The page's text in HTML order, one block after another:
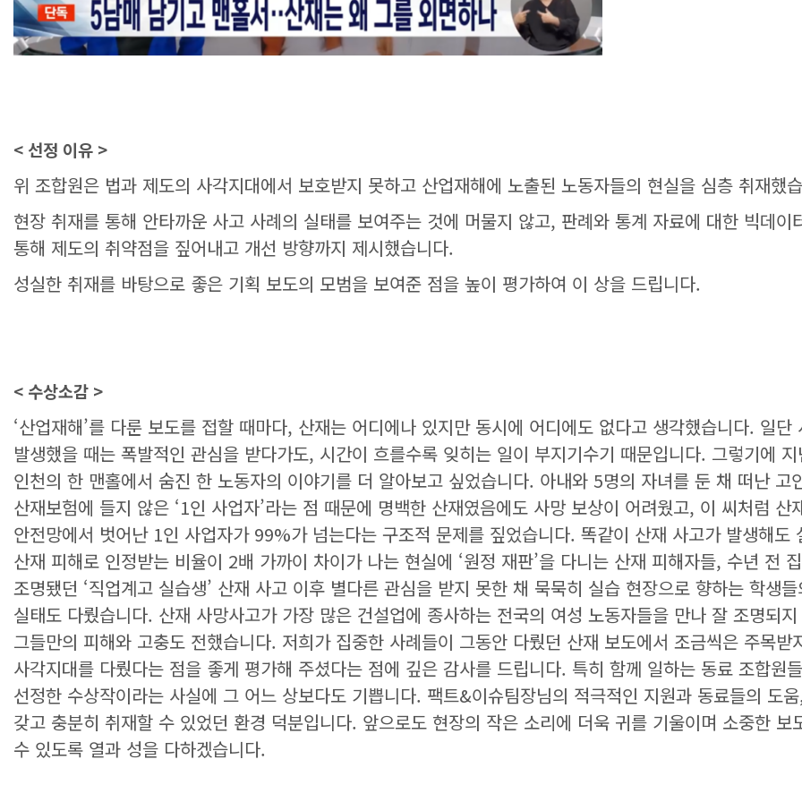
< 선정 이유 >
위 조합원은 법과 제도의 사각지대에서 보호받지 못하고 산업재해에 노출된 노동자들의 현실을 심층 취재했
현장 취재를 통해 안타까운 사고 사례의 실태를 보여주는 것에 머물지 않고, 판례와 통계 자료에 대한 빅데이
통해 제도의 취약점을 짚어내고 개선 방향까지 제시했습니다.
성실한 취재를 바탕으로 좋은 기획 보도의 모범을 보여준 점을 높이 평가하여 이 상을 드립니다.
< 수상소감 >
‘산업재해’를 다룬 보도를 접할 때마다, 산재는 어디에나 있지만 동시에 어디에도 없다고 생각했습니다. 일단
발생했을 때는 폭발적인 관심을 받다가도, 시간이 흐를수록 잊히는 일이 부지기수기 때문입니다. 그렇기에 지
인천의 한 맨홀에서 숨진 한 노동자의 이야기를 더 알아보고 싶었습니다. 아내와 5명의 자녀를 둔 채 떠난 고
산재보험에 들지 않은 ‘1인 사업자’라는 점 때문에 명백한 산재였음에도 사망 보상이 어려웠고, 이 씨처럼 산
안전망에서 벗어난 1인 사업자가 99%가 넘는다는 구조적 문제를 짚었습니다. 똑같이 산재 사고가 발생해도
산재 피해로 인정받는 비율이 2배 가까이 차이가 나는 현실에 ‘원정 재판’을 다니는 산재 피해자들, 수년 전
조명됐던 ‘직업계고 실습생’ 산재 사고 이후 별다른 관심을 받지 못한 채 묵묵히 실습 현장으로 향하는 학생들
실태도 다뤘습니다. 산재 사망사고가 가장 많은 건설업에 종사하는 전국의 여성 노동자들을 만나 잘 조명되지
그들만의 피해와 고충도 전했습니다. 저희가 집중한 사례들이 그동안 다뤘던 산재 보도에서 조금씩은 주목받
사각지대를 다뤘다는 점을 좋게 평가해 주셨다는 점에 깊은 감사를 드립니다. 특히 함께 일하는 동료 조합원
선정한 수상작이라는 사실에 그 어느 상보다도 기쁩니다. 팩트&이슈팀장님의 적극적인 지원과 동료들의 도
갖고 충분히 취재할 수 있었던 환경 덕분입니다. 앞으로도 현장의 작은 소리에 더욱 귀를 기울이며 소중한 보
수 있도록 열과 성을 다하겠습니다.